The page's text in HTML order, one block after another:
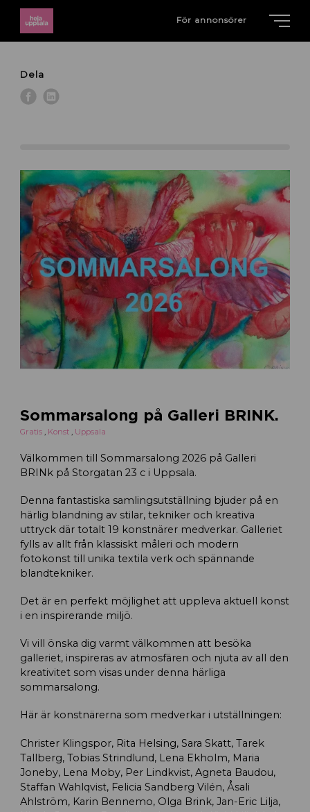
För annonsörer
Dela
Sommarsalong på Galleri BRINK.
Gratis , Konst , Uppsala
Välkommen till Sommarsalong 2026 på Galleri
BRINk på Storgatan 23 c i Uppsala.
Denna fantastiska samlingsutställning bjuder på en
härlig blandning av stilar, tekniker och kreativa
uttryck där totalt 19 konstnärer medverkar. Galleriet
fylls av allt från klassiskt måleri och modern
fotokonst till unika textila verk och spännande
blandtekniker.
Det är en perfekt möjlighet att uppleva aktuell konst
i en inspirerande miljö.
Vi vill önska dig varmt välkommen att besöka
galleriet, inspireras av atmosfären och njuta av all den
kreativitet som visas under denna härliga
sommarsalong.
Här är konstnärerna som medverkar i utställningen:
Christer Klingspor, Rita Helsing, Sara Skatt, Tarek
Tallberg, Tobias Strindlund, Lena Ekholm, Maria
Joneby, Lena Moby, Per Lindkvist, Agneta Baudou,
Staffan Wahlqvist, Felicia Sandberg Vilén, Åsali
Ahlström, Karin Bennemo, Olga Brink, Jan-Eric Lilja,